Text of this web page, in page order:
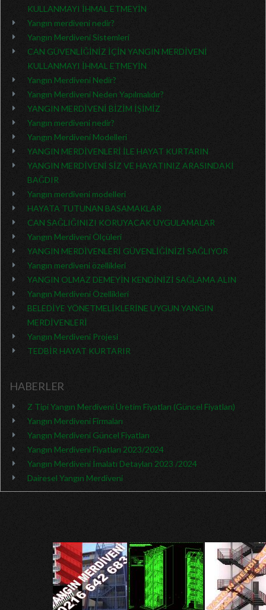
KULLANMAYI İHMAL ETMEYİN
Yangın merdiveni nedir?
Yangın Merdiveni Sistemleri
CAN GÜVENLİĞİNİZ İÇİN YANGIN MERDİVENİ
KULLANMAYI İHMAL ETMEYİN
Yangın Merdiveni Nedir?
Yangın Merdiveni Neden Yapılmalıdır?
YANGIN MERDİVENİ BİZİM İŞİMİZ
Yangın merdiveni nedir?
Yangın Merdiveni Modelleri
YANGIN MERDİVENLERİ İLE HAYAT KURTARIN
YANGIN MERDİVENİ SİZ VE HAYATINIZ ARASINDAKİ
BAĞDIR
Yangın merdiveni modelleri
HAYATA TUTUNAN BASAMAKLAR
CAN SAĞLIĞINIZI KORUYACAK UYGULAMALAR
Yangın Merdiveni Ölçüleri
YANGIN MERDİVENLERİ GÜVENLİĞİNİZİ SAĞLIYOR
Yangın merdiveni özellikleri
YANGIN OLMAZ DEMEYİN KENDİNİZİ SAĞLAMA ALIN
Yangın Merdiveni Özellikleri
BELEDİYE YÖNETMELİKLERİNE UYGUN YANGIN
MERDİVENLERİ
Yangın Merdiveni Projesi
TEDBİR HAYAT KURTARIR
HABERLER
Z Tipi Yangın Merdiveni Üretim Fiyatları (Güncel Fiyatları)
Yangın Merdiveni Firmaları
Yangın Merdiveni Güncel Fiyatları
Yangın Merdiveni Fiyatları 2023/2024
Yangın Merdiveni İmalatı Detayları 2023 /2024
Dairesel Yangın Merdiveni